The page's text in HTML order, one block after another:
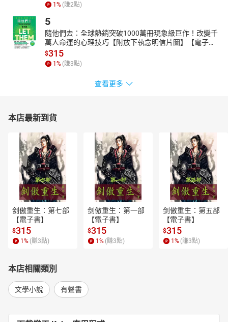
1% (賺2點)
5
隨他們去：全球熱銷突破1000萬冊現象級巨作！改變千
萬人命運的心理技巧【附放下執念明信片圖】【電子
書】
$315
1% (賺3點)
查看更多
本店最新到貨
剑傲重生：第七部
【電子書】
$315
1 % (賺3點)
剑傲重生：第一部
【電子書】
$315
1 % (賺3點)
剑傲重生：第五部
【電子書】
$315
1 % (賺3點)
本店相關類別
文學小說 有聲書